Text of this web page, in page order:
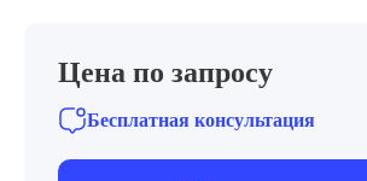
Цена по запросу
Бесплатная консультация